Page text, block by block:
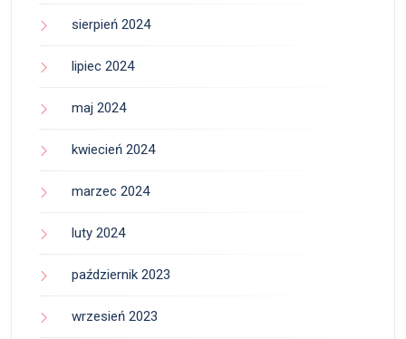
sierpień 2024
lipiec 2024
maj 2024
kwiecień 2024
marzec 2024
luty 2024
październik 2023
wrzesień 2023